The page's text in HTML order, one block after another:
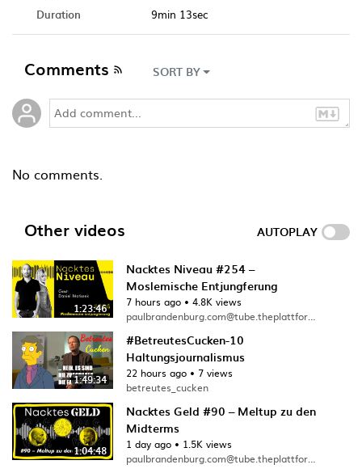
Duration
9min 13sec
Comments SORT BY
No comments.
Other videos AUTOPLAY
1:23:46
Nacktes Niveau #254 –
Moslemische Entjungferung
7 hours ago • 4.8K views
paulbrandenburg.com@tube.theplattform.net
1:49:34
#BetreutesCucken-10
Haltungsjournalismus
22 hours ago • 7 views
betreutes_cucken
1:04:48
Nacktes Geld #90 – Meltup zu den
Midterms
1 day ago • 1.5K views
paulbrandenburg.com@tube.theplattform.net